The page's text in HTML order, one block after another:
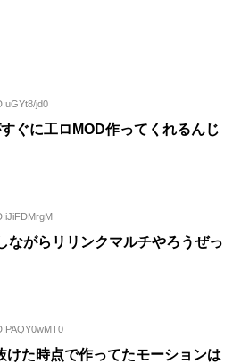
jd0
ぐに工ロMOD作ってくれるんじ
ながらリリンクマルチやろうぜっ
けた時点で作ってたモーションは